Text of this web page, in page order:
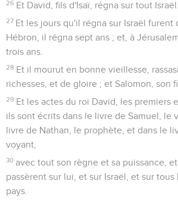
26 Et David, fils d'Isaï, régna sur tout Israël.
27 Et les jours qu'il régna sur Israël furent
Hébron, il régna sept ans ; et, à
trois ans.
28 Et il mourut en bonne vieillesse,
richesses, et de gloire ; et Salomon, son
29 Et les actes du roi David, les premiers
ils sont écrits dans le livre de Samuel, le
livre de Nathan, le prophète, et dans le
voyant,
30 avec tout son règne et sa puissance,
passèrent sur lui, et sur Israël, et sur tous
pays.